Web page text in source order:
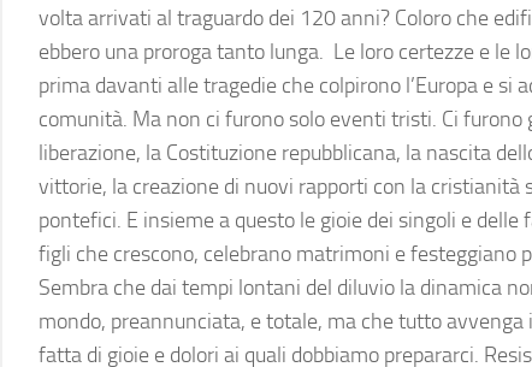
volta arrivati al traguardo dei 120 anni? Coloro che
ebbero una proroga tanto lunga. Le loro certezze e le
prima davanti alle tragedie che colpirono l’Europa e si
comunità. Ma non ci furono solo eventi tristi. Ci furono
liberazione, la Costituzione repubblicana, la nascita
vittorie, la creazione di nuovi rapporti con la cristianità
pontefici. E insieme a questo le gioie dei singoli e delle
figli che crescono, celebrano matrimoni e festeggiano
Sembra che dai tempi lontani del diluvio la dinamica
mondo, preannunciata, e totale, ma che tutto avvenga
fatta di gioie e dolori ai quali dobbiamo prepararci.